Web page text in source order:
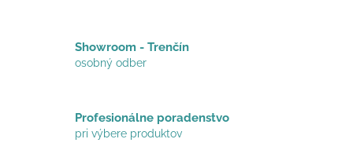
Showroom - Trenčín
osobný odber
Profesionálne poradenstvo
pri výbere produktov